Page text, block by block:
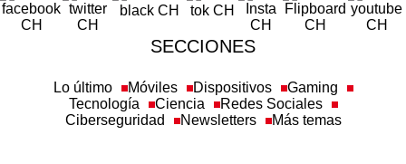
SECCIONES
Lo último Móviles Dispositivos
Gaming
Tecnología
Ciencia
Redes Sociales
Ciberseguridad
Newsletters Más temas